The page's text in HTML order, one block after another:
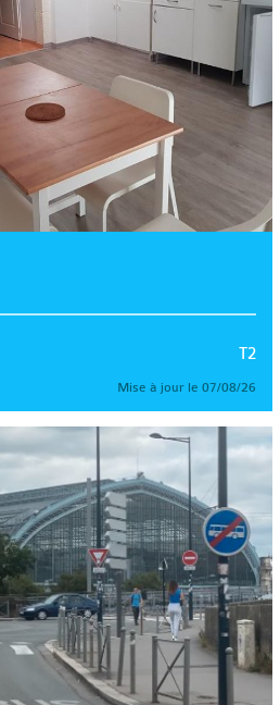
T2
Mise à jour le 07/08/26